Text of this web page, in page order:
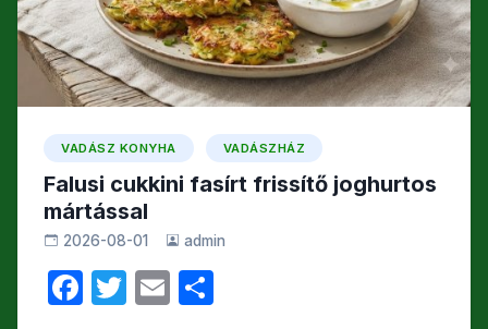
VADÁSZ KONYHA VADÁSZHÁZ
Falusi cukkini fasírt frissítő joghurtos
mártással
2026-08-01 admin
F
T
E